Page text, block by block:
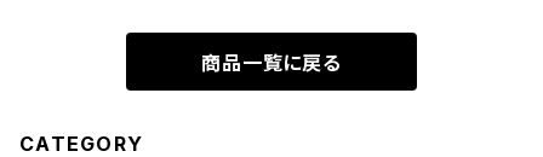
商品一覧に戻る
CATEGORY